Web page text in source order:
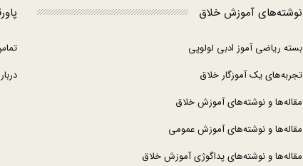
نوشته‌های آموزش خلاق
بسته ریاضی آموز ادبی لولوپی
تجربه‌های یک آموزگار خلاق
مقاله‌ها و نوشته‌های آموزش خلاق
مقاله‌ها و نوشته‌های آموزش عمومی
مقاله‌ها و نوشته‌های پداگوژی آموزش خلاق